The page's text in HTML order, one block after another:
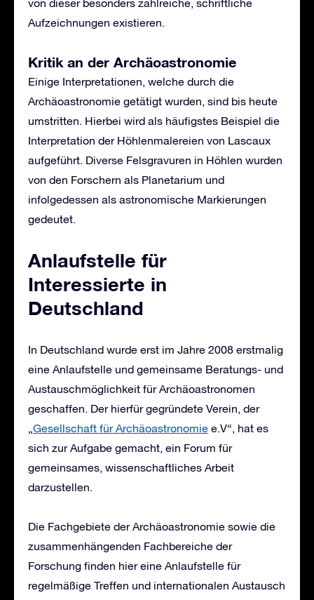
von dieser besonders zahlreiche, schriftliche
Aufzeichnungen existieren.
Kritik an der Archäoastronomie
Einige Interpretationen, welche durch die
Archäoastronomie getätigt wurden, sind bis heute
umstritten. Hierbei wird als häufigstes Beispiel die
Interpretation der Höhlenmalereien von Lascaux
aufgeführt. Diverse Felsgravuren in Höhlen wurden
von den Forschern als Planetarium und
infolgedessen als astronomische Markierungen
gedeutet.
Anlaufstelle für
Interessierte in
Deutschland
In Deutschland wurde erst im Jahre 2008 erstmalig
eine Anlaufstelle und gemeinsame Beratungs- und
Austauschmöglichkeit für Archäoastronomen
geschaffen. Der hierfür gegründete Verein, der
„Gesellschaft für Archäoastronomie e.V“, hat es
sich zur Aufgabe gemacht, ein Forum für
gemeinsames, wissenschaftliches Arbeit
darzustellen.
Die Fachgebiete der Archäoastronomie sowie die
zusammenhängenden Fachbereiche der
Forschung finden hier eine Anlaufstelle für
regelmäßige Treffen und internationalen Austausch